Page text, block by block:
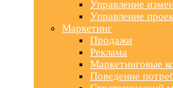
Управление
Управление
Маркетинг
Продажи
Реклама
Маркетинговые
Поведение